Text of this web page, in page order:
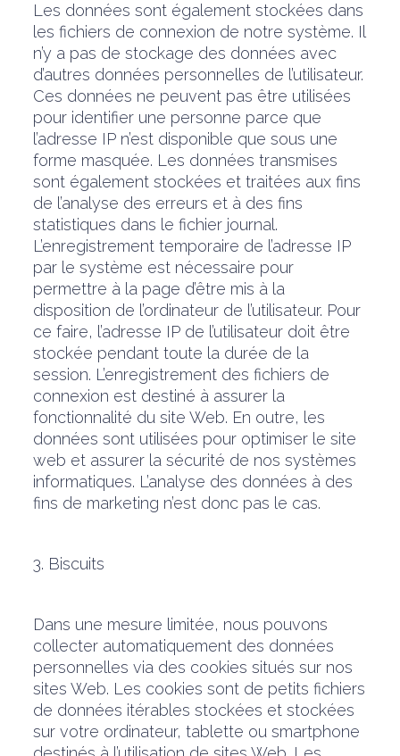
Les données sont également stockées dans
les fichiers de connexion de notre système. Il
n’y a pas de stockage des données avec
d’autres données personnelles de l’utilisateur.
Ces données ne peuvent pas être utilisées
pour identifier une personne parce que
l’adresse IP n’est disponible que sous une
forme masquée. Les données transmises
sont également stockées et traitées aux fins
de l’analyse des erreurs et à des fins
statistiques dans le fichier journal.
L’enregistrement temporaire de l’adresse IP
par le système est nécessaire pour
permettre à la page d’être mis à la
disposition de l’ordinateur de l’utilisateur. Pour
ce faire, l’adresse IP de l’utilisateur doit être
stockée pendant toute la durée de la
session. L’enregistrement des fichiers de
connexion est destiné à assurer la
fonctionnalité du site Web. En outre, les
données sont utilisées pour optimiser le site
web et assurer la sécurité de nos systèmes
informatiques. L’analyse des données à des
fins de marketing n’est donc pas le cas.
3. Biscuits
Dans une mesure limitée, nous pouvons
collecter automatiquement des données
personnelles via des cookies situés sur nos
sites Web. Les cookies sont de petits fichiers
de données itérables stockées et stockées
sur votre ordinateur, tablette ou smartphone